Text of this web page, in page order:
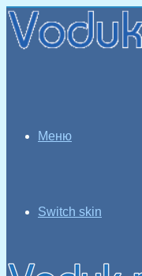
Меню
Switch skin